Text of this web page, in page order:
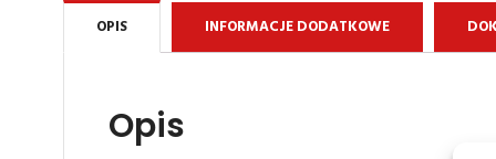
OPIS INFORMACJE DODATKOWE
Opis